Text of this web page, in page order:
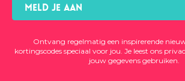
MELD JE AAN
Ontvang regelmatig een inspirerende
kortingscodes speciaal voor jou. Je leest ons
jouw gegevens gebruiken.